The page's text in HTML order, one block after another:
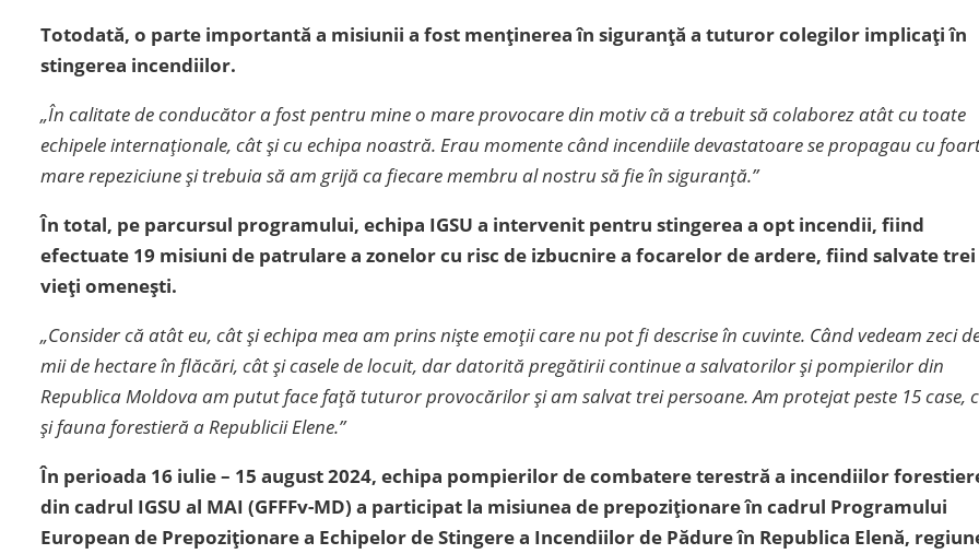
Totodată, o parte importantă a misiunii a fost menținerea în siguranță a tuturor colegilor implicați în
stingerea incendiilor.
„În calitate de conducător a fost pentru mine o mare provocare din motiv că a trebuit să colaborez atât cu toate
echipele internaționale, cât și cu echipa noastră. Erau momente când incendiile devastatoare se propagau cu
mare repeziciune și trebuia să am grijă ca fiecare membru al nostru să fie în siguranță.”
În total, pe parcursul programului, echipa IGSU a intervenit pentru stingerea a opt incendii, fiind
efectuate 19 misiuni de patrulare a zonelor cu risc de izbucnire a focarelor de ardere, fiind salvate trei
vieți omenești.
„Consider că atât eu, cât și echipa mea am prins niște emoții care nu pot fi descrise în cuvinte. Când vedeam zeci
mii de hectare în flăcări, cât și casele de locuit, dar datorită pregătirii continue a salvatorilor și pompierilor din
Republica Moldova am putut face față tuturor provocărilor și am salvat trei persoane. Am protejat peste 15 case,
și fauna forestieră a Republicii Elene.”
În perioada 16 iulie – 15 august 2024, echipa pompierilor de combatere terestră a incendiilor
din cadrul IGSU al MAI (GFFFv-MD) a participat la misiunea de prepoziționare în cadrul Programului
European de Prepoziționare a Echipelor de Stingere a Incendiilor de Pădure în Republica Elenă,